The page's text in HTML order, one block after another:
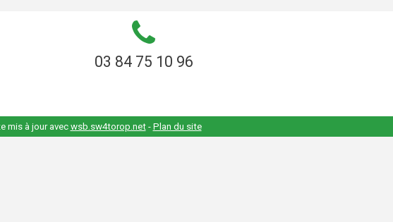
03 84 75 10 96
mis à jour avecwsb.sw4torop.net- Plan du site